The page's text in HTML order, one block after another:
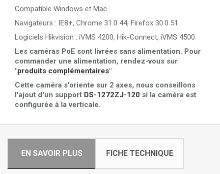
Compatible Windows et Mac
Navigateurs : IE8+, Chrome 31.0 44, Firefox 30.0 51
Logiciels Hikvision : iVMS 4200, Hik-Connect, iVMS 4500
Les caméras PoE sont livrées sans alimentation. Pour
commander une alimentation, rendez-vous sur
"produits complémentaires"
Cette caméra s'oriente sur 2 axes, nous conseillons
l'ajout d'un support DS-1272ZJ-120 si la caméra est
configurée à la verticale.
EN SAVOIR PLUS FICHE TECHNIQUE